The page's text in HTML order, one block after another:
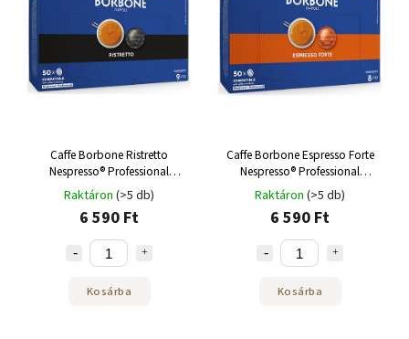
Caffe Borbone Ristretto
Nespresso® Professional
kapszula 50 db
Raktáron (>5 db)
6 590 Ft
Kosárba
Caffe Borbone Espresso Forte
Nespresso® Professional
kapszula 50 db
Raktáron (>5 db)
6 590 Ft
Kosárba